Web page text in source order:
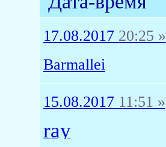
17.08.2017 20:25 »
Barmallei
15.08.2017 11:51 »
ray